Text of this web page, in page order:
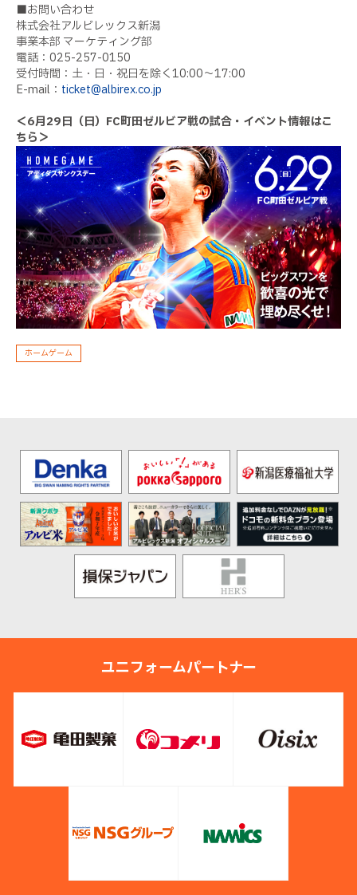
■お問い合わせ
株式会社アルビレックス新潟
事業本部 マーケティング部
電話：025-257-0150
受付時間：土・日・祝日を除く10:00〜17:00
E-mail： ticket@albirex.co.jp
＜6月29日（日）FC町田ゼルビア戦の試合・イベント情報はこ
ちら＞
ホームゲーム
ユニフォームパートナー